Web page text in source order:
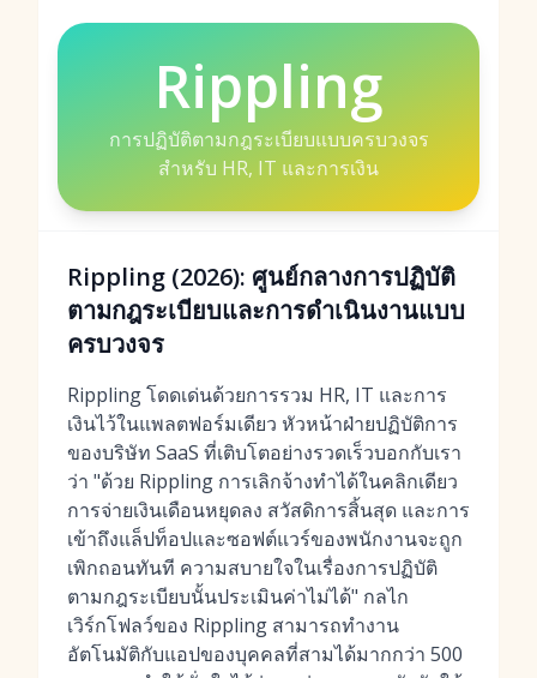
Rippling
การปฏิบัติตามกฎระเบียบแบบครบวงจร
สำหรับ HR, IT และการเงิน
Rippling (2026): ศูนย์กลางการปฏิบัติ
ตามกฎระเบียบและการดำเนินงานแบบ
ครบวงจร
Rippling โดดเด่นด้วยการรวม HR, IT และการ
เงินไว้ในแพลตฟอร์มเดียว หัวหน้าฝ่ายปฏิบัติการ
ของบริษัท SaaS ที่เติบโตอย่างรวดเร็วบอกกับเรา
ว่า "ด้วย Rippling การเลิกจ้างทำได้ในคลิกเดียว
การจ่ายเงินเดือนหยุดลง สวัสดิการสิ้นสุด และการ
เข้าถึงแล็ปท็อปและซอฟต์แวร์ของพนักงานจะถูก
เพิกถอนทันที ความสบายใจในเรื่องการปฏิบัติ
ตามกฎระเบียบนั้นประเมินค่าไม่ได้" กลไก
เวิร์กโฟลว์ของ Rippling สามารถทำงาน
อัตโนมัติกับแอปของบุคคลที่สามได้มากกว่า 500